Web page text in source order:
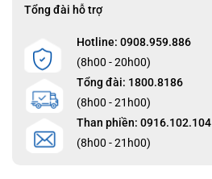
Tổng đài hỗ trợ
Hotline: 0908.959.886
(8h00 - 20h00)
Tổng đài: 1800.8186
(8h00 - 21h00)
Than phiền: 0916.102.104
(8h00 - 21h00)